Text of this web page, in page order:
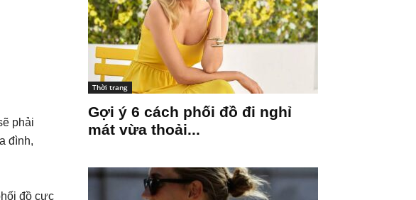
phải
đình,
đồ cực
Thời trang
Gợi ý 6 cách phối đồ đi nghỉ
mát vừa thoải...